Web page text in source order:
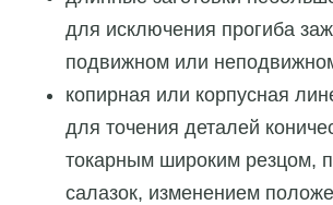
для исключения прогиба
подвижном или
копирная или корпусная
для точения деталей
токарным широким резцом,
салазок, изменением